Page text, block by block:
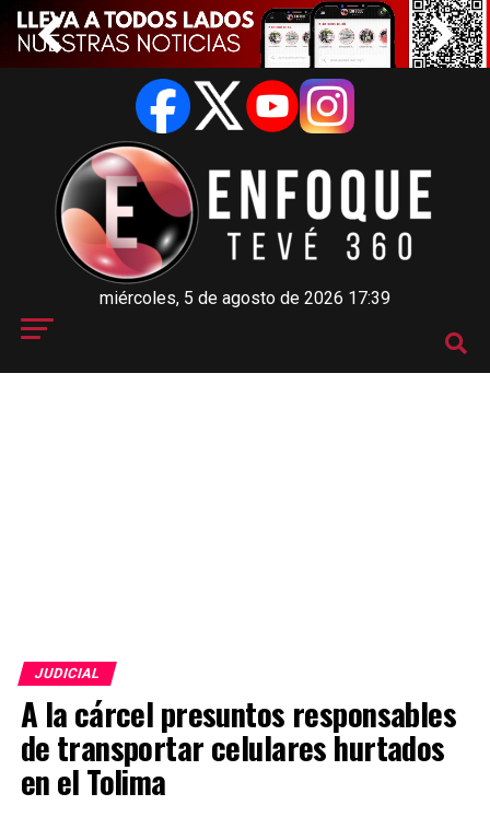
miércoles, 5 de agosto de 2026 17:39
JUDICIAL
A la cárcel presuntos responsables
de transportar celulares hurtados
en el Tolima